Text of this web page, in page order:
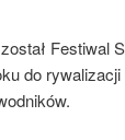
Festiwal
do